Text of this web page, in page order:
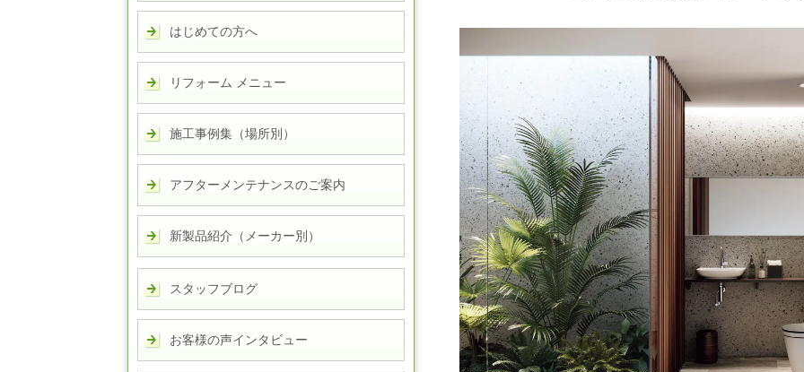
はじめての方へ
リフォーム メニュー
施工事例集（場所別）
アフターメンテナンスのご案内
新製品紹介（メーカー別）
スタッフブログ
お客様の声インタビュー